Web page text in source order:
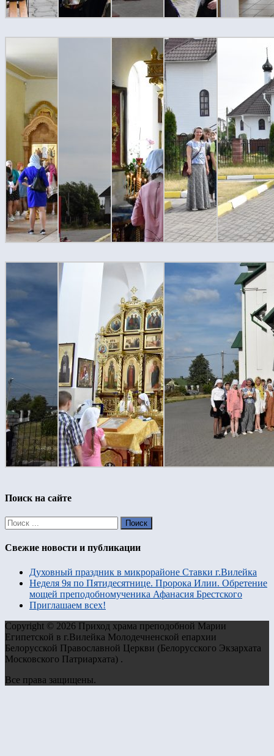
Поиск на сайте
Свежие новости и публикации
Духовный праздник в микрорайоне Ставки г.Вилейка
Неделя 9я по Пятидесятнице. Пророка Илии. Обретение
мощей преподобномученика Афанасия Брестского
Приглашаем всех!
Copyright © 2026 Приход храма преподобной Марии
Египетской в г.Вилейка Молодечненской епархии
Белорусской Православной Церкви (Белорусского Экзархата
Московского Патриархата) .
Все права защищены.